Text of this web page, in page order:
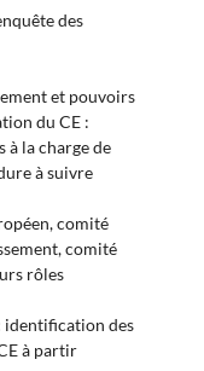
des
et pouvoirs
du CE :
la charge de
à suivre
comité
comité
rôles
identification des
à partir